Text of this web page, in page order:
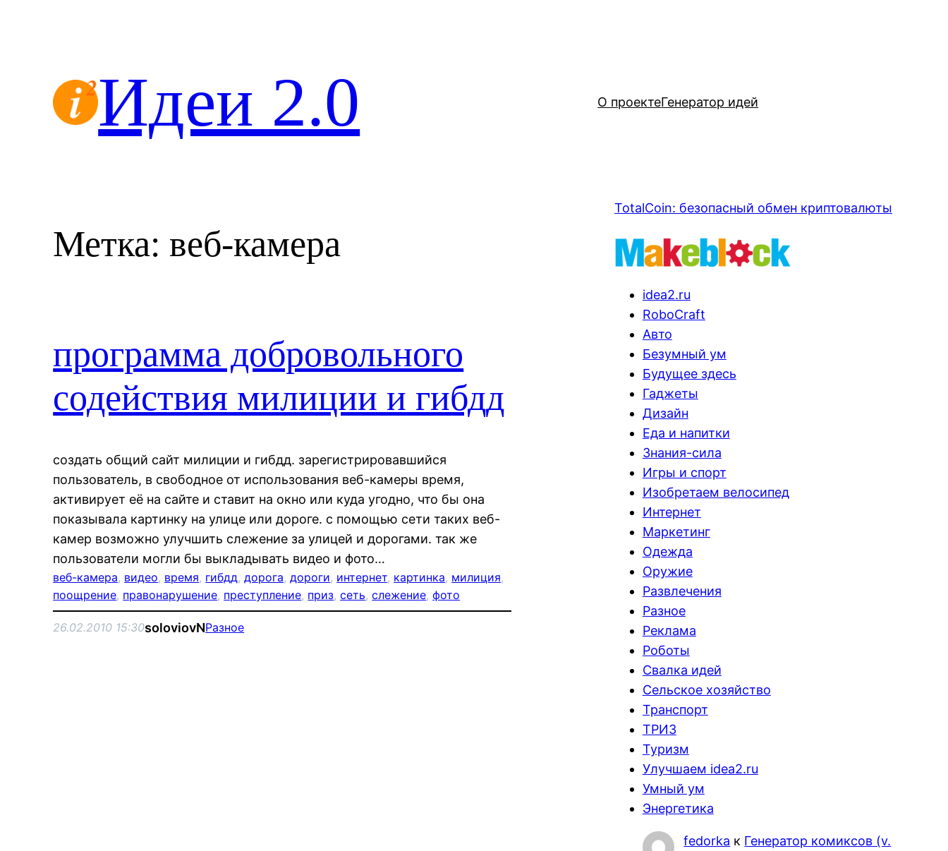
Идеи 2.0 О проектеГенератор идей
Метка: веб-камера
программа добровольного
содействия милиции и гибдд
создать общий сайт милиции и гибдд. зарегистрировавшийся
пользователь, в свободное от использования веб-камеры время,
активирует её на сайте и ставит на окно или куда угодно, что бы она
показывала картинку на улице или дороге. с помощью сети таких веб-
камер возможно улучшить слежение за улицей и дорогами. так же
пользователи могли бы выкладывать видео и фото…
веб-камера, видео, время, гибдд, дорога, дороги, интернет, картинка, милиция
поощрение, правонарушение, преступление, приз, сеть, слежение, фото
26.02.2010 15:30soloviovNРазное
TotalCoin: безопасный обмен криптовалюты
idea2.ru
RoboCraft
Авто
Безумный ум
Будущее здесь
Гаджеты
Дизайн
Еда и напитки
Знания-сила
Игры и спорт
Изобретаем велосипед
Интернет
Маркетинг
Одежда
Оружие
Развлечения
Разное
Реклама
Роботы
Свалка идей
Сельское хозяйство
Транспорт
ТРИЗ
Туризм
Улучшаем idea2.ru
Умный ум
Энергетика
fedorka к Генератор комиксов (v.